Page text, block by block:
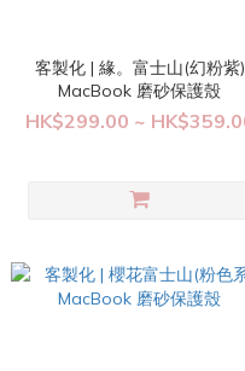
客製化 | 緣。富士山(幻粉紫)
MacBook 磨砂保護殼
HK$299.00 ~